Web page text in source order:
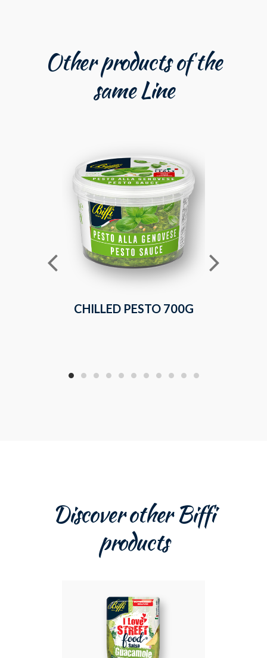
Other products of the
same Line
CHILLED PESTO 700G
Discover other Biffi
products